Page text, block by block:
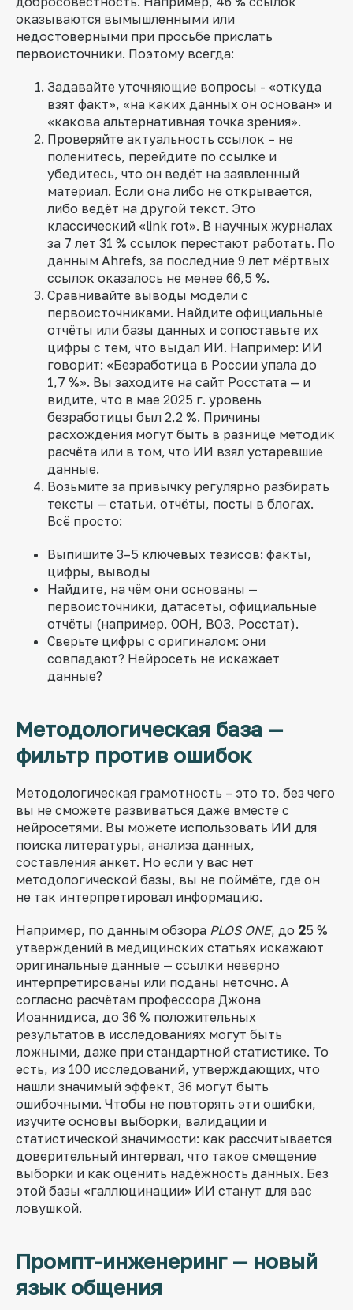
оказываются вымышленными или
недостоверными при просьбе прислать
первоисточники. Поэтому всегда:
Задавайте уточняющие вопросы - «откуда
взят факт», «на каких данных он основан» и
«какова альтернативная точка зрения».
Проверяйте актуальность ссылок – не
поленитесь, перейдите по ссылке и
убедитесь, что он ведёт на заявленный
материал. Если она либо не открывается,
либо ведёт на другой текст. Это
классический «link rot». В научных журналах
за 7 лет 31 % ссылок перестают работать. По
данным Ahrefs, за последние 9 лет мёртвых
ссылок оказалось не менее 66,5 %.
Сравнивайте выводы модели с
первоисточниками. Найдите официальные
отчёты или базы данных и сопоставьте их
цифры с тем, что выдал ИИ. Например: ИИ
говорит: «Безработица в России упала до
1,7 %». Вы заходите на сайт Росстата — и
видите, что в мае 2025 г. уровень
безработицы был 2,2 %. Причины
расхождения могут быть в разнице методик
расчёта или в том, что ИИ взял устаревшие
данные.
Возьмите за привычку регулярно разбирать
тексты — статьи, отчёты, посты в блогах.
Всё просто:
Выпишите 3–5 ключевых тезисов: факты,
цифры, выводы
Найдите, на чём они основаны —
первоисточники, датасеты, официальные
отчёты (например, ООН, ВОЗ, Росстат).
Сверьте цифры с оригиналом: они
совпадают? Нейросеть не искажает
данные?
Методологическая база —
фильтр против ошибок
Методологическая грамотность – это то, без чего
вы не сможете развиваться даже вместе с
нейросетями. Вы можете использовать ИИ для
поиска литературы, анализа данных,
составления анкет. Но если у вас нет
методологической базы, вы не поймёте, где он
не так интерпретировал информацию.
Например, по данным обзора PLOS ONE, до 25 %
утверждений в медицинских статьях искажают
оригинальные данные — ссылки неверно
интерпретированы или поданы неточно. А
согласно расчётам профессора Джона
Иоаннидиса, до 36 % положительных
результатов в исследованиях могут быть
ложными, даже при стандартной статистике. То
есть, из 100 исследований, утверждающих, что
нашли значимый эффект, 36 могут быть
ошибочными. Чтобы не повторять эти ошибки,
изучите основы выборки, валидации и
статистической значимости: как рассчитывается
доверительный интервал, что такое смещение
выборки и как оценить надёжность данных. Без
этой базы «галлюцинации» ИИ станут для вас
ловушкой.
Промпт-инженеринг — новый
язык общения